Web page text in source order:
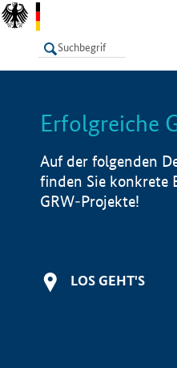
LISTE
Erfolgreiche
Auf der folgenden
finden Sie konkrete
GRW-Projekte!
LOS GEHT'S